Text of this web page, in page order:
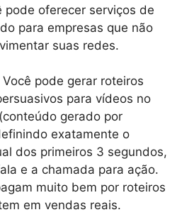
pode oferecer serviços de
para empresas que não
suas redes.
Você pode gerar roteiros
para vídeos no
gerado por
exatamente o
dos primeiros 3 segundos,
e a chamada para ação.
muito bem por roteiros
em vendas reais.